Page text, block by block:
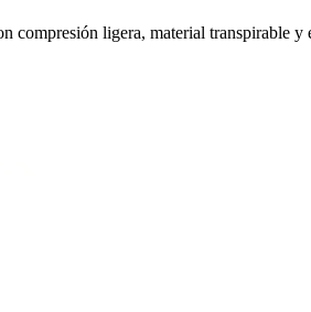
ligera, material transpirable y